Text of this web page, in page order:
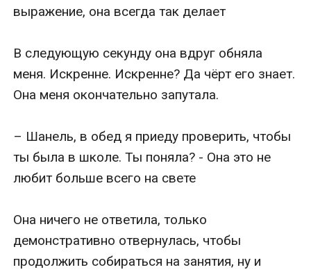
выражение, она всегда так делает
В следующую секунду она вдруг обняла
меня. Искренне. Искренне? Да чёрт его знает.
Она меня окончательно запутала.
– Шанель, в обед я приеду проверить, чтобы
ты была в школе. Ты поняла? - Она это не
любит больше всего на свете
Она ничего не ответила, только
демонстративно отвернулась, чтобы
продолжить собираться на занятия, ну и